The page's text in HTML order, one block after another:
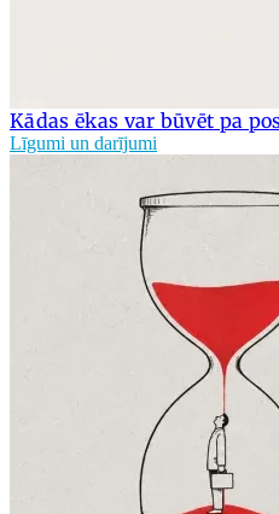
Kādas ēkas var būvēt pa
Līgumi un darījumi